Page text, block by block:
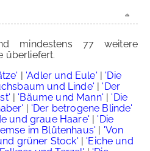
mindestens 77 weitere
überliefert.
| 'Adler und Eule' | 'Die
und Linde' | 'Der
| 'Bäume und Mann' | 'Die
| 'Der betrogene Blinde'
und graue Haare' | 'Die
im Blütenhaus' | 'Von
grüner Stock' | 'Eiche und